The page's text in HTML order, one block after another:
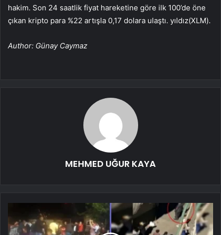
hakim. Son 24 saatlik fiyat hareketine göre ilk 100’de öne
çıkan kripto para %22 artışla 0,17 dolara ulaştı. yıldız(XLM).
Author: Günay Caymaz
MEHMED UĞUR KAYA